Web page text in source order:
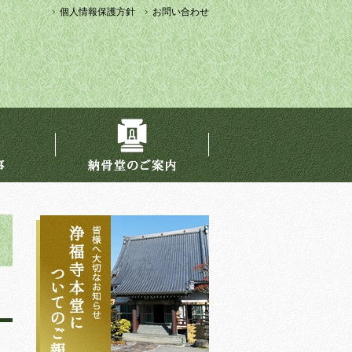
個人情報保護方針 お問い合わせ